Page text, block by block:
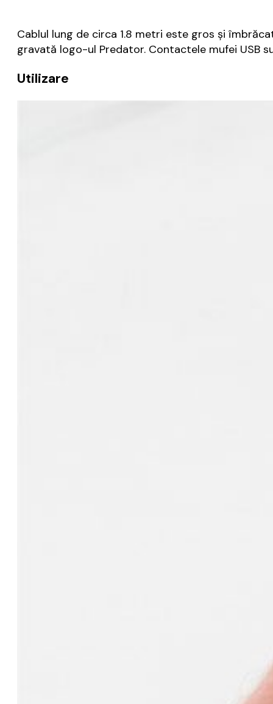
Cablul lung de circa 1.8 metri este gros și
gravată logo-ul Predator. Contactele mufei USB
Utilizare